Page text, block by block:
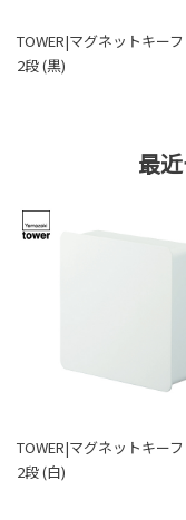
TOWER|マグネットキー
2段 (黒)
最
TOWER|マグネットキー
2段 (白)